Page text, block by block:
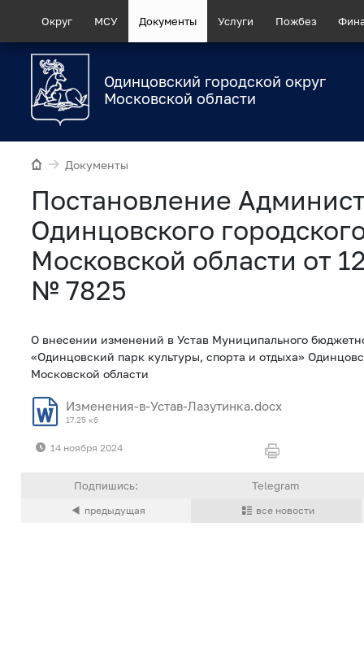
Округ МСУ Документы Услуги Пожбез
Одинцовский городской округ
Московской области
Документы
Постановление
Одинцовского
Московской области от
№ 7825
О внесении изменений в Устав Муниципального
«Одинцовский парк культуры, спорта и отдыха»
Московской области
Изменения-в-Устав-Лазутинка.docx
17.25 кб
14 ноября 2024